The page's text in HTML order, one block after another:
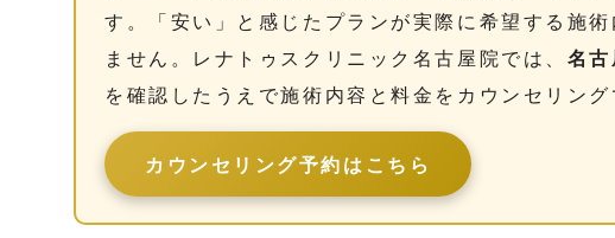
す。「安い」と感じたプランが実際に希望する施
ません。レナトゥスクリニック名古屋院では、 名
を確認したうえで施術内容と料金をカウンセリン
カウンセリング予約はこちら